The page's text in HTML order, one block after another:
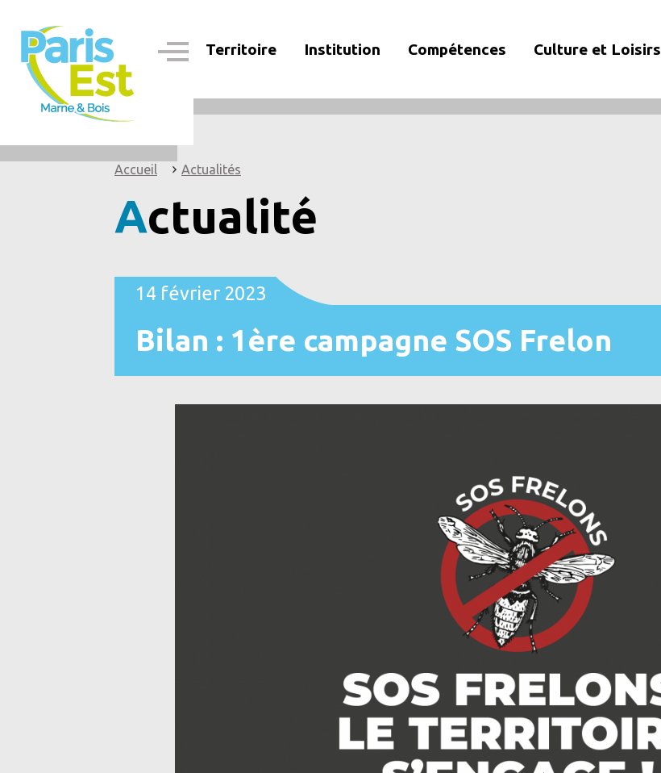
contenu
principal
Navigation
Territoire Institution Compétences Culture et Loisirs
Accueil Actualités
Actualité
14 février 2023
Bilan : 1ère campagne SOS Frelon